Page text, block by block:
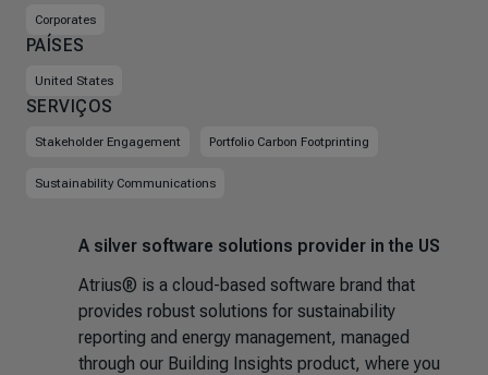
Corporates
PAÍSES
United States
SERVIÇOS
Stakeholder Engagement Portfolio Carbon Footprinting
Sustainability Communications
A silver software solutions provider in the US
Atrius® is a cloud-based software brand that
provides robust solutions for sustainability
reporting and energy management, managed
through our Building Insights product, where you